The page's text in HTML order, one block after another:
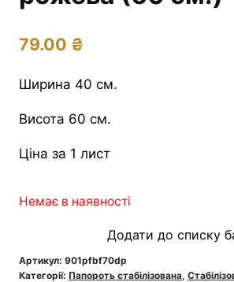
79.00 ₴
Ширина 40 см.
Висота 60 см.
Ціна за 1 лист
Немає в наявності
Додати до списку
Артикул: 901pfbf70dp
Категорії: Папороть стабілізована,